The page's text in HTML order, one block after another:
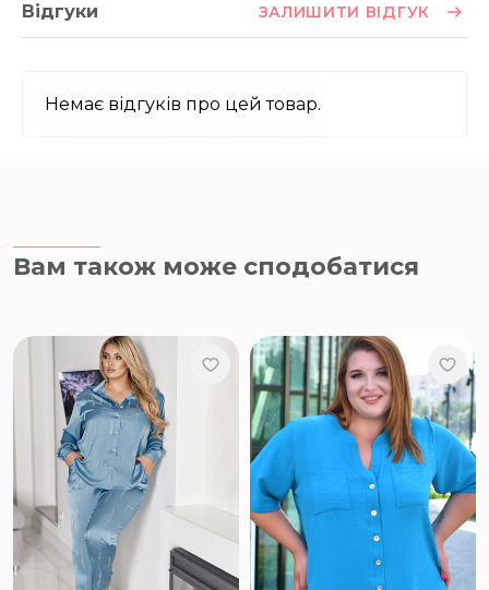
Відгуки ЗАЛИШИТИ ВІДГУК
Немає відгуків про цей товар.
Вам також може сподобатися